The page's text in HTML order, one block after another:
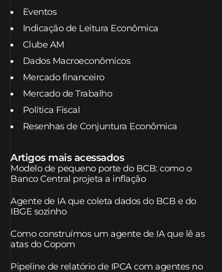
Eventos
Indicação de Leitura Econômica
Clube AM
Dados Macroeconômicos
Mercado financeiro
Mercado de Trabalho
Política Fiscal
Resenhas de Conjuntura Econômica
Artigos mais acessados
Modelo de pequeno porte do BCB: como o
Banco Central projeta a inflação
Agente de IA que coleta dados do BCB e do
IBGE sozinho
Como construímos um agente de IA que lê as
atas do Copom
Pipeline de relatório de IPCA com agentes no